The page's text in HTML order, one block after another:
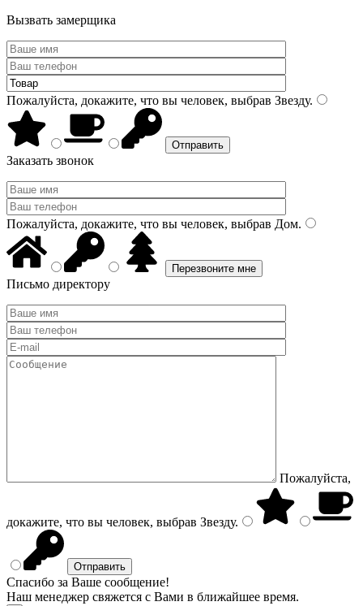
Вызвать замерщика
Пожалуйста, докажите, что вы человек, выбрав Звезду.
Заказать звонок
Пожалуйста, докажите, что вы человек, выбрав Дом.
Письмо директору
Пожалуйста,
докажите, что вы человек, выбрав Звезду.
Спасибо за Ваше сообщение!
Наш менеджер свяжется с Вами в ближайшее время.